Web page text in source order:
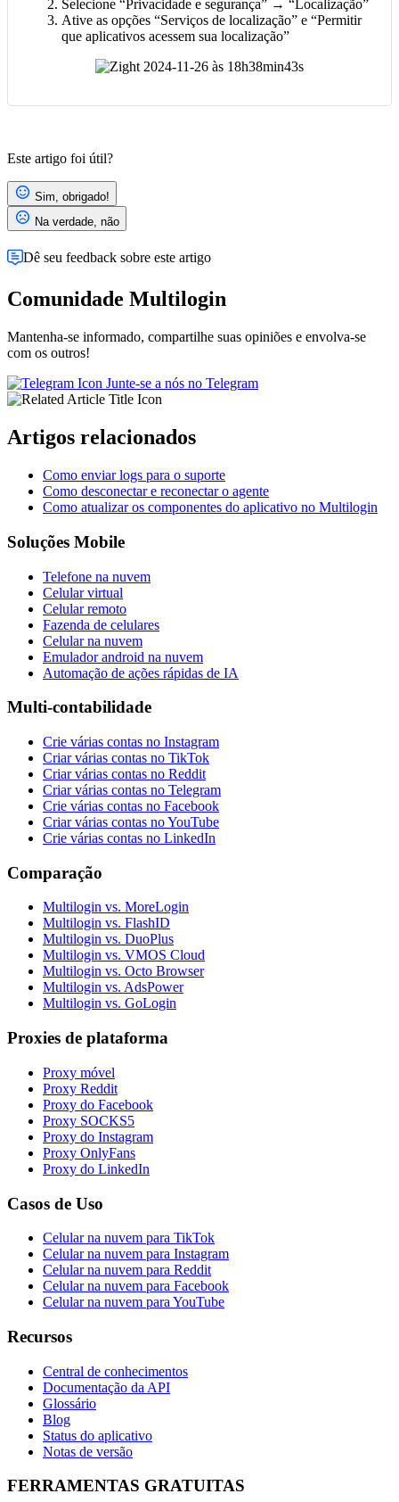
Selecione “Privacidade e segurança” → “Localização”
Ative as opções “Serviços de localização” e “Permitir
que aplicativos acessem sua localização”
Este artigo foi útil?
Sim, obrigado!
Na verdade, não
Dê seu feedback sobre este artigo
Comunidade Multilogin
Mantenha-se informado, compartilhe suas opiniões e envolva-se
com os outros!
Junte-se a nós no Telegram
Artigos relacionados
Como enviar logs para o suporte
Como desconectar e reconectar o agente
Como atualizar os componentes do aplicativo no Multilogin
Soluções Mobile
Telefone na nuvem
Celular virtual
Celular remoto
Fazenda de celulares
Celular na nuvem
Emulador android na nuvem
Automação de ações rápidas de IA
Multi-contabilidade
Crie várias contas no Instagram
Criar várias contas no TikTok
Criar várias contas no Reddit
Criar várias contas no Telegram
Crie várias contas no Facebook
Criar várias contas no YouTube
Crie várias contas no LinkedIn
Comparação
Multilogin vs. MoreLogin
Multilogin vs. FlashID
Multilogin vs. DuoPlus
Multilogin vs. VMOS Cloud
Multilogin vs. Octo Browser
Multilogin vs. AdsPower
Multilogin vs. GoLogin
Proxies de plataforma
Proxy móvel
Proxy Reddit
Proxy do Facebook
Proxy SOCKS5
Proxy do Instagram
Proxy OnlyFans
Proxy do LinkedIn
Casos de Uso
Celular na nuvem para TikTok
Celular na nuvem para Instagram
Celular na nuvem para Reddit
Celular na nuvem para Facebook
Celular na nuvem para YouTube
Recursos
Central de conhecimentos
Documentação da API
Glossário
Blog
Status do aplicativo
Notas de versão
FERRAMENTAS GRATUITAS